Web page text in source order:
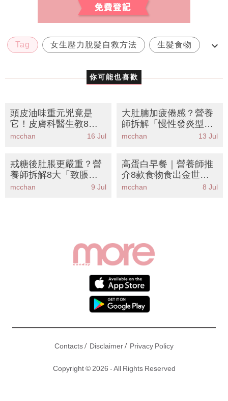
Tag 女生壓力脫髮自救方法 生髮食物
你可能也喜歡
頭皮油味重元兇竟是
它！皮膚科醫生教8招
天然去油大法 告別尷尬
mcchan 16 Jul
大肚腩加疲倦感？營養
師拆解「慢性發炎型肥
胖」丨10大抗炎食物餐
mcchan 13 Jul
戒糖後肚脹更嚴重？營
養師拆解8大「致脹」
代糖陷阱丨附2款簡易
mcchan 9 Jul
高蛋白早餐｜營養師推
介8款食物食出金世正
健康甜美感！附簡易食
mcchan 8 Jul
Contacts/ Disclaimer/ Privacy Policy
Copyright © 2026 - All Rights Reserved